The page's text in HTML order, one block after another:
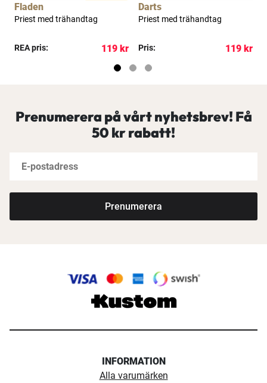
Fladen
Priest med trähandtag
REA pris: 119 kr
Darts
Priest med trähandtag
Pris: 119 kr
Prenumerera på vårt nyhetsbrev! Få
50 kr rabatt!
Prenumerera
INFORMATION
Alla varumärken